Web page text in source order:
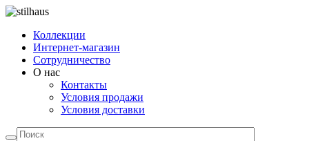
Коллекции
Интернет-магазин
Сотрудничество
О нас
Контакты
Условия продажи
Условия доставки